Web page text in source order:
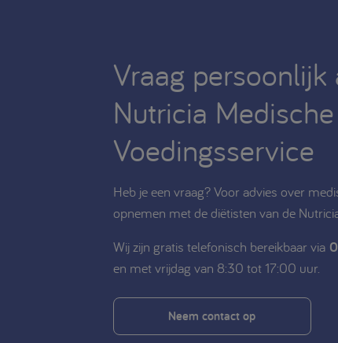
Vraag persoonlijk
Nutricia Medische
Voedingsservice
Heb je een vraag? Voor advies over
opnemen met de diëtisten van de
Wij zijn gratis telefonisch bereikbaar via
en met vrijdag van 8:30 tot 17:00 uur.
Neem contact op